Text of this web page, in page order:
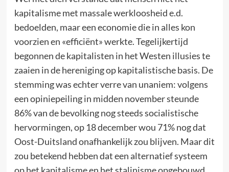
kapitalisme met massale werkloosheid e.d.
bedoelden, maar een economie die in alles kon
voorzien en «efficiënt» werkte. Tegelijkertijd
begonnen de kapitalisten in het Westen illusies te
zaaien in de hereniging op kapitalistische basis. De
stemming was echter verre van unaniem: volgens
een opiniepeiling in midden november steunde
86% van de bevolking nog steeds socialistische
hervormingen, op 18 december wou 71% nog dat
Oost-Duitsland onafhankelijk zou blijven. Maar dit
zou betekend hebben dat een alternatief systeem